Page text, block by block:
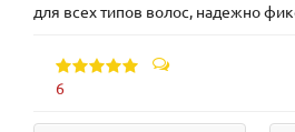
для всех типов волос, надежно
6